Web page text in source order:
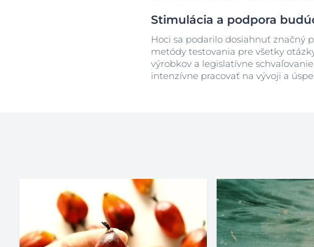
Stimulácia a podpora
Hoci sa podarilo dosiahnuť značný
metódy testovania pre všetky
výrobkov a legislatívne
intenzívne pracovať na vývoji a